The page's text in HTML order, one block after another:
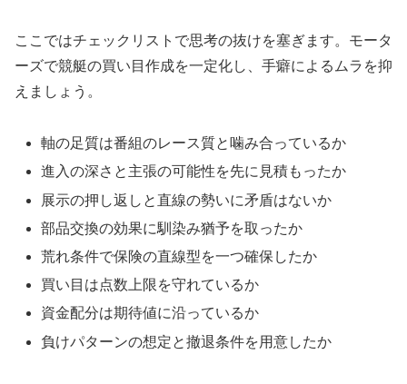
ここではチェックリストで思考の抜けを塞ぎます。モータ
ーズで競艇の買い目作成を一定化し、手癖によるムラを抑
えましょう。
軸の足質は番組のレース質と噛み合っているか
進入の深さと主張の可能性を先に見積もったか
展示の押し返しと直線の勢いに矛盾はないか
部品交換の効果に馴染み猶予を取ったか
荒れ条件で保険の直線型を一つ確保したか
買い目は点数上限を守れているか
資金配分は期待値に沿っているか
負けパターンの想定と撤退条件を用意したか